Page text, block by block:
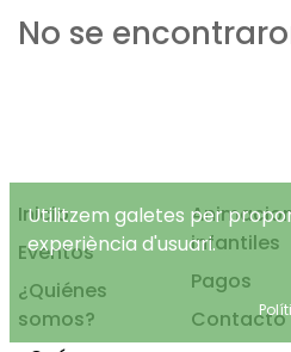
No se
Inicio
Eventos
¿Quiénes
somos?
infantiles
Pagos
Contacto
Utilitzem galetes per
experiència d'usuari.